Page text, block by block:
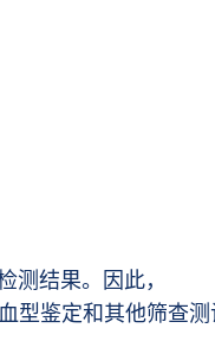
测结果。因此，
型鉴定和其他筛查